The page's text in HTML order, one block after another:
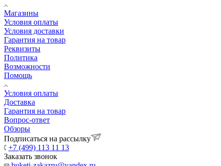
Магазины
Условия оплаты
Условия доставки
Гарантия на товар
Реквизиты
Политика
Возможности
Помощь
Условия оплаты
Доставка
Гарантия на товар
Вопрос-ответ
Обзоры
Подписаться на рассылку
+7 (499) 113 11 13
Заказать звонок